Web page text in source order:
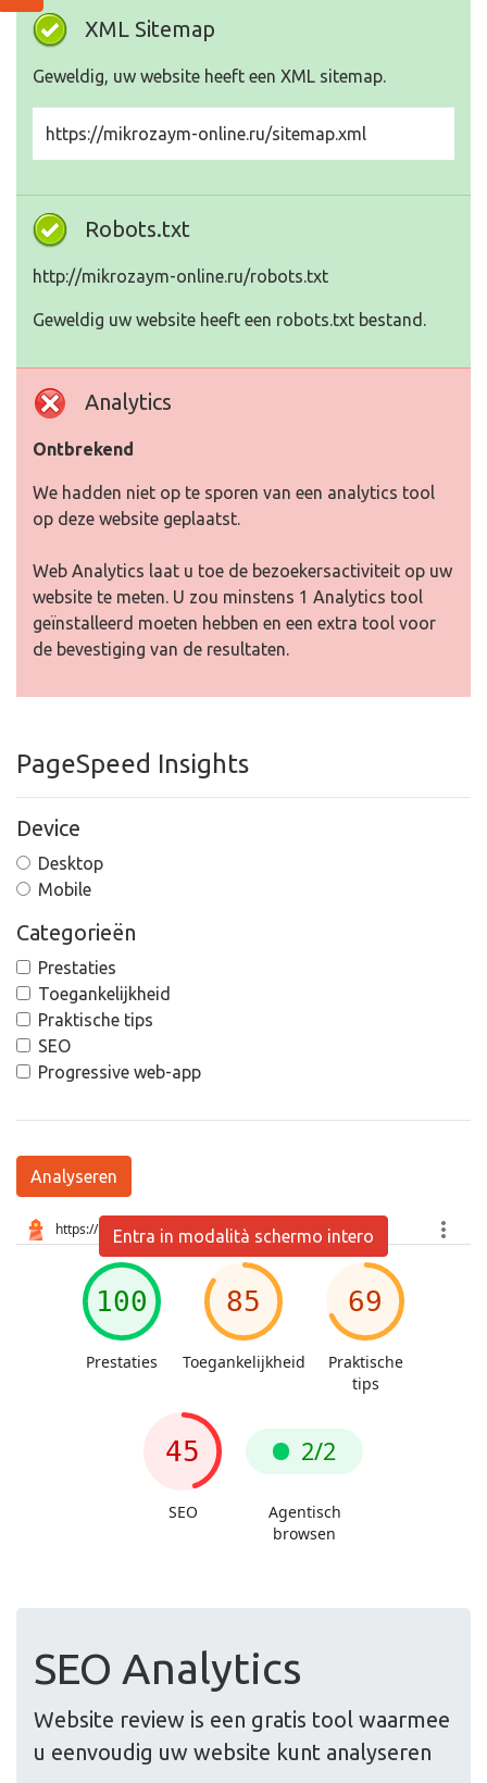
XML Sitemap
Geweldig, uw website heeft een XML sitemap.
https://mikrozaym-online.ru/sitemap.xml
Robots.txt
http://mikrozaym-online.ru/robots.txt
Geweldig uw website heeft een robots.txt bestand.
Analytics
Ontbrekend
We hadden niet op te sporen van een analytics tool
op deze website geplaatst.
Web Analytics laat u toe de bezoekersactiviteit op uw
website te meten. U zou minstens 1 Analytics tool
geïnstalleerd moeten hebben en een extra tool voor
de bevestiging van de resultaten.
PageSpeed Insights
Device
Desktop
Mobile
Categorieën
Prestaties
Toegankelijkheid
Praktische tips
SEO
Progressive web-app
Analyseren
Entra in modalità schermo intero
SEO Analytics
Website review is een gratis tool waarmee
u eenvoudig uw website kunt analyseren